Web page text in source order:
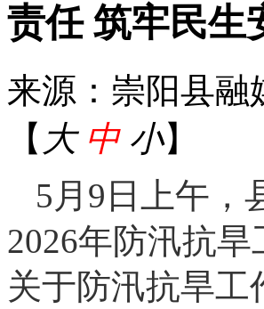
责任 筑牢民生
来源：崇阳县融
【 大 中 小】
5月9日上午，
2026年防汛抗
关于防汛抗旱